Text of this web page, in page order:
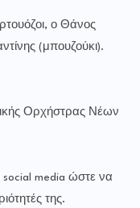
ο Θάνος
(μπουζούκι).
Ορχήστρας Νέων
media ώστε να
της.